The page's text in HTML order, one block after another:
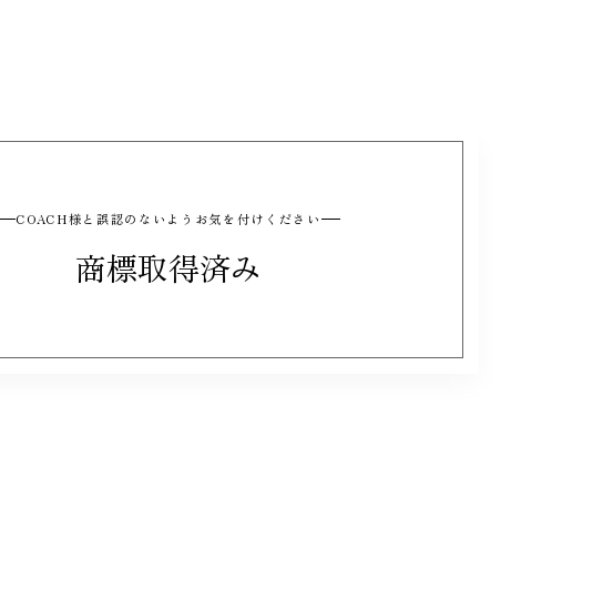
COACH様と誤認のないようお気を付けください
商標取得済み